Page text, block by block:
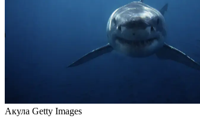
Акула Getty Images